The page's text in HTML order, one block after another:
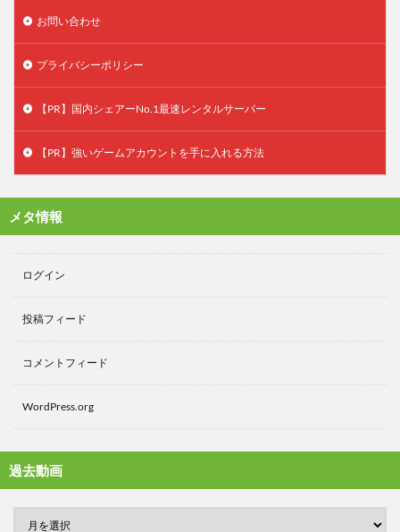
お問い合わせ
プライバシーポリシー
【PR】国内シェアーNo.1最速レンタルサーバー
【PR】強いゲームアカウントを手に入れる方法
メタ情報
ログイン
投稿フィード
コメントフィード
WordPress.org
過去動画